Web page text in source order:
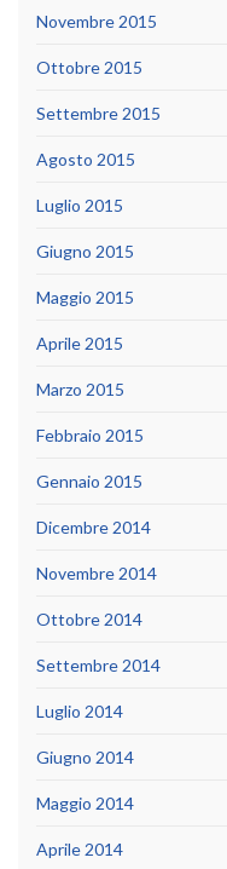
Novembre 2015
Ottobre 2015
Settembre 2015
Agosto 2015
Luglio 2015
Giugno 2015
Maggio 2015
Aprile 2015
Marzo 2015
Febbraio 2015
Gennaio 2015
Dicembre 2014
Novembre 2014
Ottobre 2014
Settembre 2014
Luglio 2014
Giugno 2014
Maggio 2014
Aprile 2014